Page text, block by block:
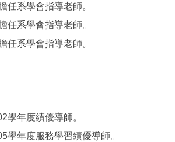
任系學會指導老師。
任系學會指導老師。
任系學會指導老師。
學年度績優導師。
學年度服務學習績優導師。